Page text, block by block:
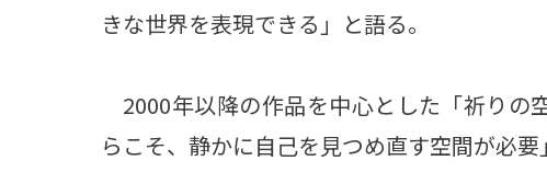
きな世界を表現できる」と語る。
2000年以降の作品を中心とした「祈りの
らこそ、静かに自己を見つめ直す空間が必要